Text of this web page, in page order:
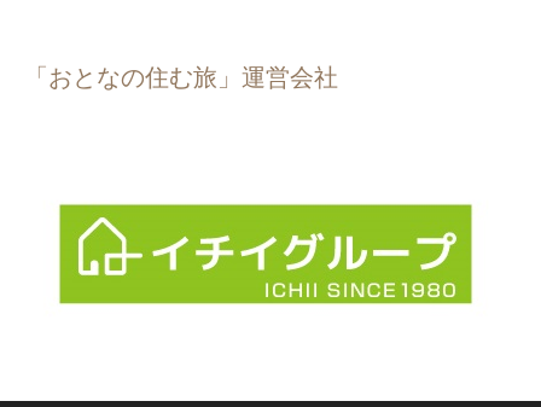
「おとなの住む旅」運営会社